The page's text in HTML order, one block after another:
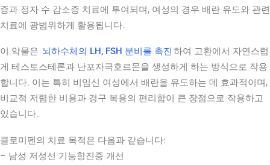
증과 정자 수 감소증 치료에 투여되며, 여성의 경우 배란 유도와 관련
치료에 광범위하게 활용됩니다.
이 약물은 뇌하수체의 LH, FSH 분비를 촉진 하여 고환에서 자연스럽
게 테스토스테론과 난포자극호르몬을 생성하게 하는 방식으로 작용
합니다. 이는 특히 비임신 여성에서 배란을 유도하는 데 효과적이며,
비교적 저렴한 비용과 경구 복용의 편리함이 큰 장점으로 작용하고
있습니다.
클로미펜의 치료 목적은 다음과 같습니다:
– 남성 저성선 기능항진증 개선